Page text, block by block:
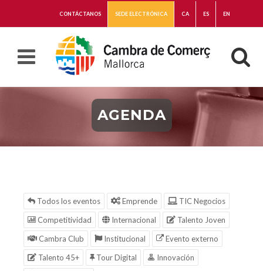
CONTÁCTANOS SEDE ELECTRÓNICA CA ES EN
AGENDA
Todos los eventos Emprende
TIC Negocios
Competitividad
Internacional
Talento Joven
Cambra Club
Institucional
Evento externo
Talento 45+
Tour Digital
Innovación